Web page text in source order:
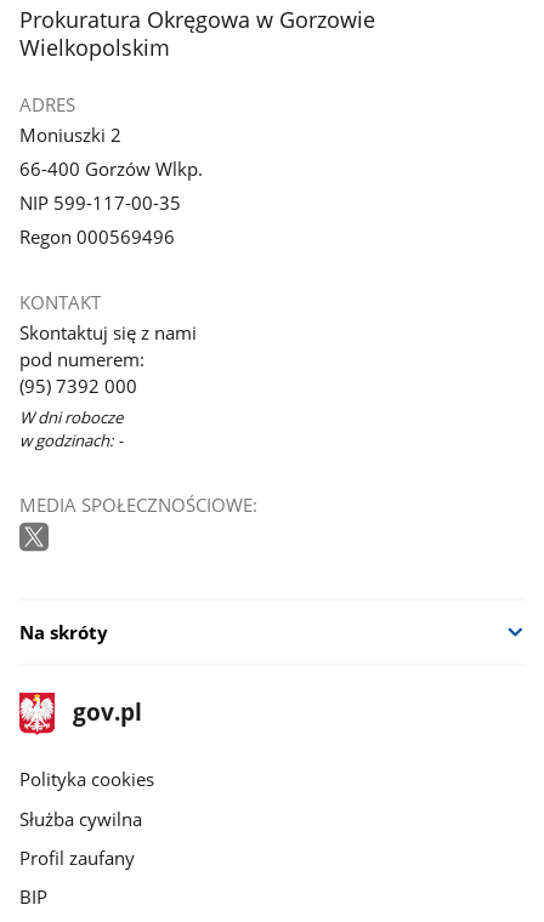
stopka
Prokuratura Okręgowa w Gorzowie
Wielkopolskim
ADRES
Moniuszki 2
66-400 Gorzów Wlkp.
NIP 599-117-00-35
Regon 000569496
KONTAKT
Skontaktuj się z nami
pod numerem:
(95) 7392 000
W dni robocze
w godzinach: -
MEDIA SPOŁECZNOŚCIOWE:
Na skróty
stopka
gov.pl
Strona
gov.pl
gov.pl
Polityka cookies
Służba cywilna
Profil zaufany
BIP